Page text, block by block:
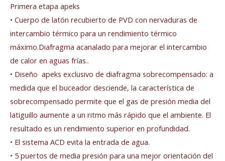
Primera etapa apeks
• Cuerpo de latón recubierto de PVD con nervaduras de
intercambio térmico para un rendimiento térmico
máximo.Diafragma acanalado para mejorar el intercambio
de calor en aguas frías..
• Diseño apeks exclusivo de diafragma sobrecompensado: a
medida que el buceador desciende, la característica de
sobrecompensado permite que el gas de presión media del
latiguillo aumente a un ritmo más rápido que el ambiente. El
resultado es un rendimiento superior en profundidad.
• El sistema ACD evita la entrada de agua.
• 5 puertos de media presión para una mejor orientación del